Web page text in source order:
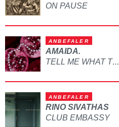
ON PAUSE
ANBEFALER
AMAIDA.
TELL ME WHAT TO DO
ANBEFALER
RINO SIVATHAS
CLUB EMBASSY